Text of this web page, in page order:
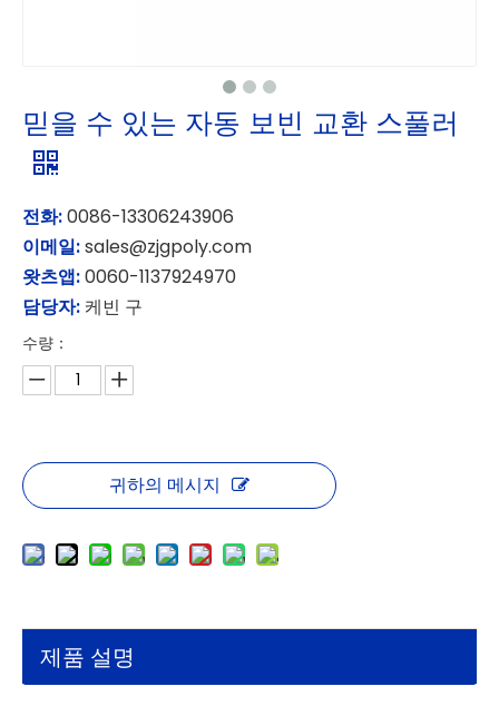
믿을 수 있는 자동 보빈 교환 스풀러
전화:0086-13306243906
이메일:sales@zjgpoly.com
왓츠앱:0060-1137924970
담당자: 케빈 구
수량：
귀하의 메시지
제품 설명